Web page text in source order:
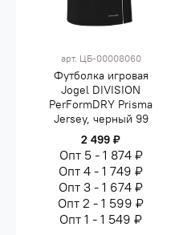
арт. ЦБ-00008060
Футболка игровая
Jogel DIVISION
PerFormDRY Prisma
Jersey, черный 99
2 499 ₽
Опт 5 - 1 874 ₽
Опт 4 - 1 749 ₽
Опт 3 - 1 674 ₽
Опт 2 - 1 599 ₽
Опт 1 - 1 549 ₽